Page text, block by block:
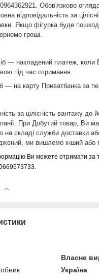
Обов'язково
відповідальність за
Якщо фігурка буде
гроші.
— накладений платеж, коли
під час отримання.
— на карту Приватбанка за
за цілісність вантажу
При Добутий товар, Ви
на складі служби доставки
ми вишлемо інший або
Ви можете отримати за
Власне
Україна